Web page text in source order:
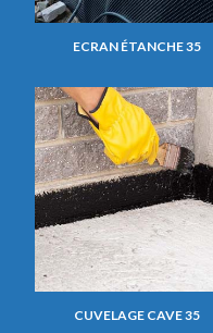
ECRAN ÉTANCHE 35
CUVELAGE CAVE 35